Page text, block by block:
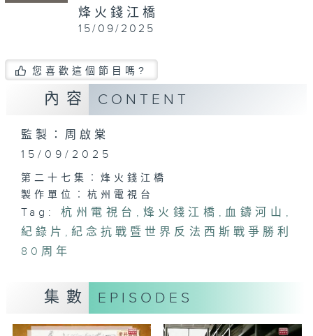
烽火錢江橋
15/09/2025
您喜歡這個節目嗎?
內容 CONTENT
監製：周啟棠
15/09/2025
第二十七集︰烽火錢江橋
製作單位︰杭州電視台
Tag: 杭州電視台 , 烽火錢江橋 , 血鑄河山 ,
紀錄片 ,紀念抗戰暨世界反法西斯戰爭勝利
80周年
集數 EPISODES